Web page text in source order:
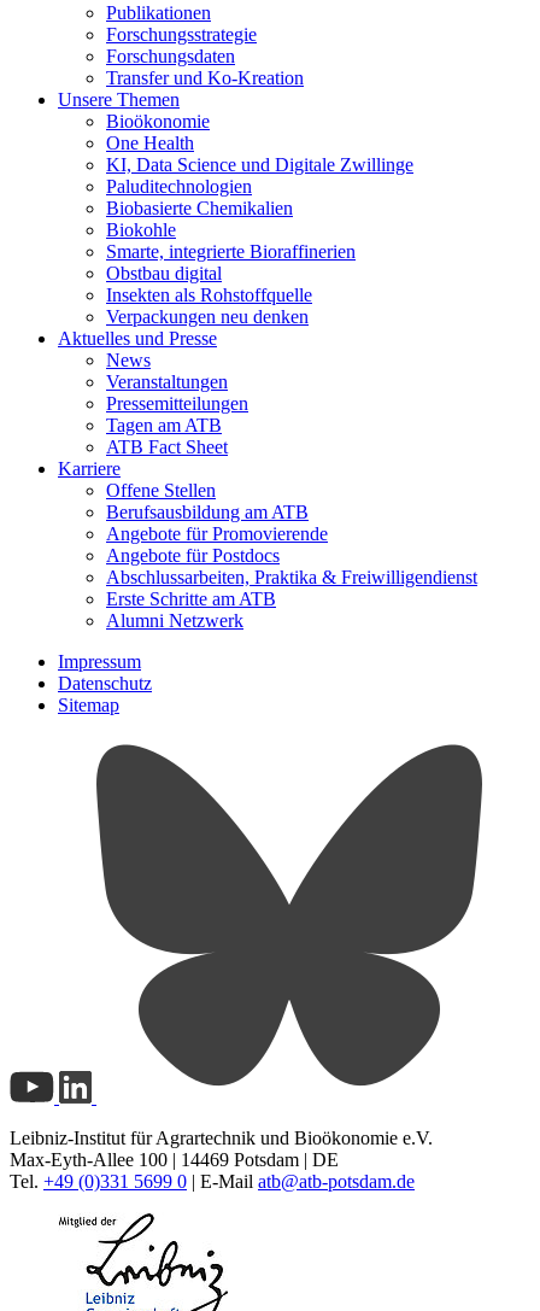
Publikationen
Forschungsstrategie
Forschungsdaten
Transfer und Ko-Kreation
Unsere Themen
Bioökonomie
One Health
KI, Data Science und Digitale Zwillinge
Paluditechnologien
Biobasierte Chemikalien
Biokohle
Smarte, integrierte Bioraffinerien
Obstbau digital
Insekten als Rohstoffquelle
Verpackungen neu denken
Aktuelles und Presse
News
Veranstaltungen
Pressemitteilungen
Tagen am ATB
ATB Fact Sheet
Karriere
Offene Stellen
Berufsausbildung am ATB
Angebote für Promovierende
Angebote für Postdocs
Abschlussarbeiten, Praktika & Freiwilligendienst
Erste Schritte am ATB
Alumni Netzwerk
Impressum
Datenschutz
Sitemap
Leibniz-Institut für Agrartechnik und Bioökonomie e.V.
Max-Eyth-Allee 100 | 14469 Potsdam | DE
Tel. +49 (0)331 5699 0 | E-Mail atb@atb-potsdam.de